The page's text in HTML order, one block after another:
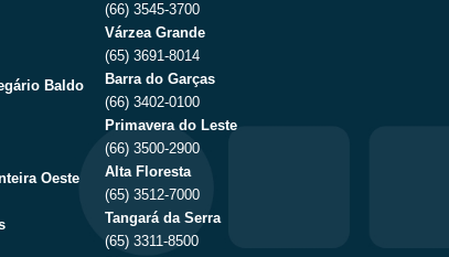
Baldo
Oeste
(66) 3545-3700
Várzea Grande
(65) 3691-8014
Barra do Garças
(66) 3402-0100
Primavera do Leste
(66) 3500-2900
Alta Floresta
(65) 3512-7000
Tangará da Serra
(65) 3311-8500